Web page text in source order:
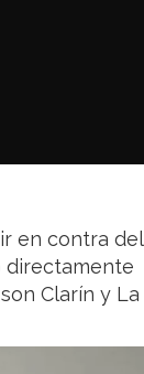
en contra del
directamente
Clarín y La